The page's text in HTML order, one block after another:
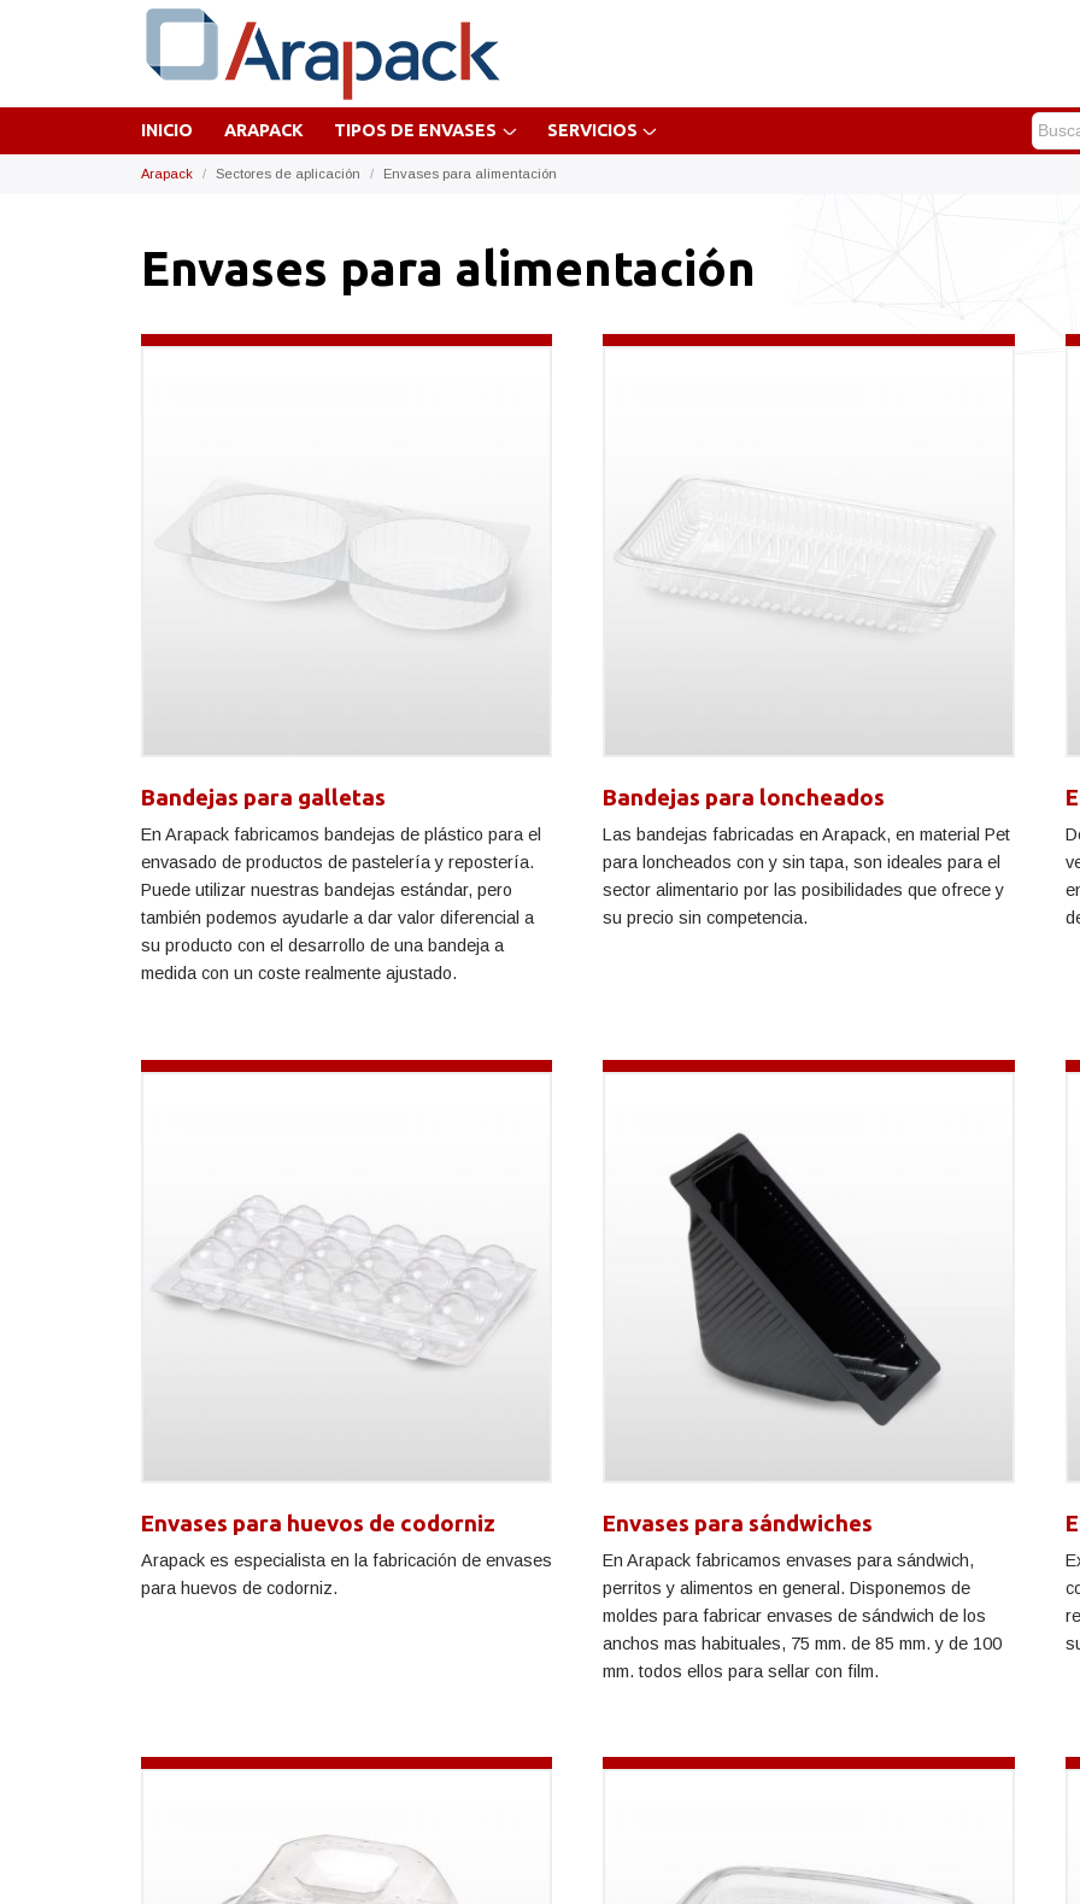
INICIO ARAPACK TIPOS DE ENVASES SERVICIOS
Arapack Sectores de aplicación Envases para alimentación
Envases para alimentación
Bandejas para galletas
En Arapack fabricamos bandejas de plástico para el
envasado de productos de pastelería y repostería.
Puede utilizar nuestras bandejas estándar, pero
también podemos ayudarle a dar valor diferencial a
su producto con el desarrollo de una bandeja a
medida con un coste realmente ajustado.
Bandejas para loncheados
Las bandejas fabricadas en Arapack, en material Pet
para loncheados con y sin tapa, son ideales para el
sector alimentario por las posibilidades que ofrece y
su precio sin competencia.
Envases para huevos de codorniz
Arapack es especialista en la fabricación de envases
para huevos de codorniz.
Envases para sándwiches
En Arapack fabricamos envases para sándwich,
perritos y alimentos en general. Disponemos de
moldes para fabricar envases de sándwich de los
anchos mas habituales, 75 mm. de 85 mm. y de 100
mm. todos ellos para sellar con film.